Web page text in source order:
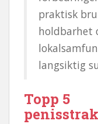
praktisk
holdbarhet
langsiktig
Topp 5